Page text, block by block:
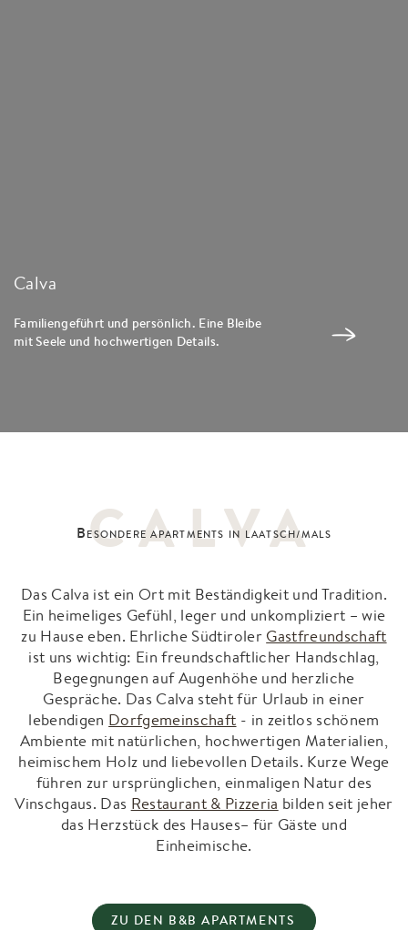
Calva
Familiengeführt und persönlich. Eine Bleibe
mit Seele und hochwertigen Details.
Am besten
CALVA
BESONDERE APARTMENTS IN LAATSCH/MALS
Das Calva ist ein Ort mit Beständigkeit und Tradition.
Ein heimeliges Gefühl, leger und unkompliziert – wie
zu Hause eben. Ehrliche Südtiroler Gastfreundschaft
ist uns wichtig: Ein freundschaftlicher Handschlag,
Begegnungen auf Augenhöhe und herzliche
Gespräche. Das Calva steht für Urlaub in einer
lebendigen Dorfgemeinschaft - in zeitlos schönem
Ambiente mit natürlichen, hochwertigen Materialien,
heimischem Holz und liebevollen Details. Kurze Wege
führen zur ursprünglichen, einmaligen Natur des
Vinschgaus. Das Restaurant & Pizzeria bilden seit jeher
das Herzstück des Hauses– für Gäste und
Einheimische.
ZU DEN B&B APARTMENTS